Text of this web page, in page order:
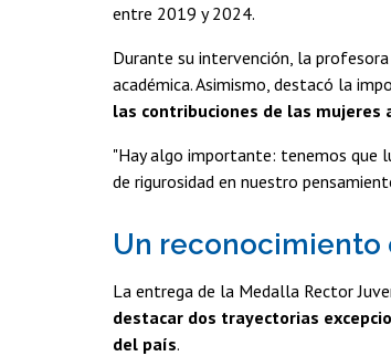
entre 2019 y 2024.
Durante su intervención, la
académica. Asimismo, destacó la
las contribuciones de las mujeres
"Hay algo importante: tenemos que
de rigurosidad en nuestro
Un reconocimiento
La entrega de la Medalla Rector
destacar dos trayectorias
del país.